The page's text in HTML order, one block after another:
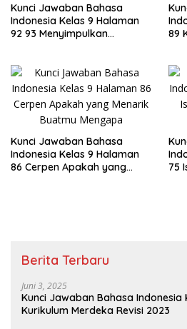
Kunci Jawaban Bahasa
Indonesia Kelas 9 Halaman
92 93 Menyimpulkan
89
Kunci Jawaban Bahasa
Indonesia Kelas 9 Halaman
86 Cerpen Apakah yang
75
Berita Terbaru
Juni 3, 2025
Kunci Jawaban Bahasa Indonesia
Kurikulum Merdeka Revisi 2023